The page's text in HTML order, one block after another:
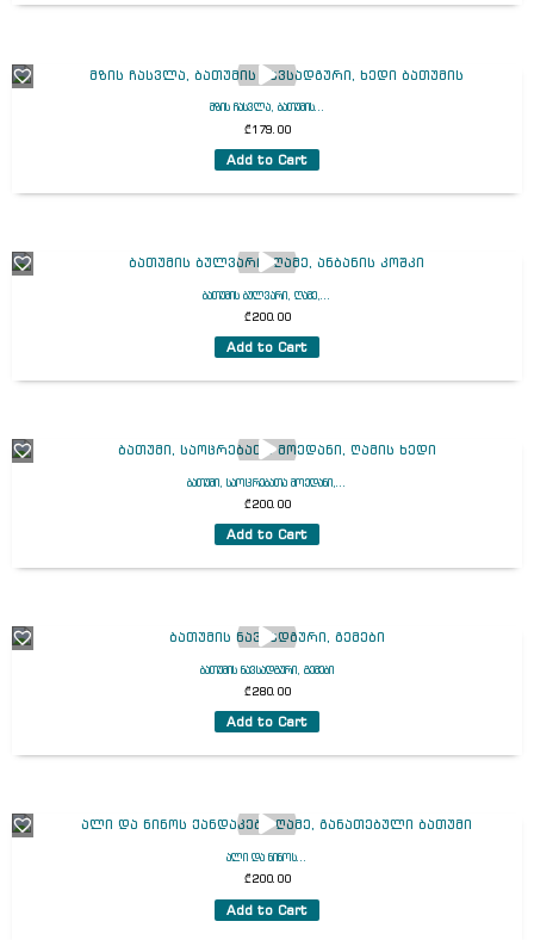
მზის ჩასვლა, ბათუმის...
₾179.00
Add to Cart
ბათუმის ბულვარი, ღამე,...
₾200.00
Add to Cart
ბათუმი, საოცრებათა მოედანი,...
₾200.00
Add to Cart
ბათუმის ნავსადგური, გემები
₾280.00
Add to Cart
ალი და ნინოს...
₾200.00
Add to Cart